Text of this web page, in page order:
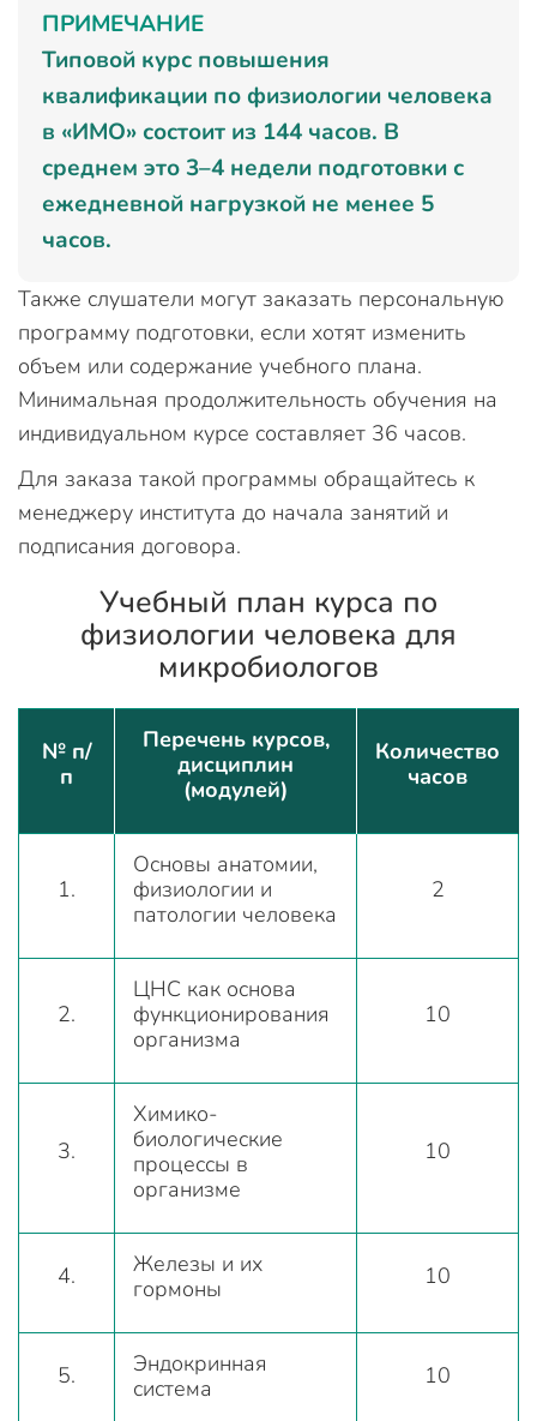
ПРИМЕЧАНИЕ
Типовой курс повышения
квалификации по физиологии человека
в «ИМО» состоит из 144 часов. В
среднем это 3–4 недели подготовки с
ежедневной нагрузкой не менее 5
часов.
Также слушатели могут заказать персональную
программу подготовки, если хотят изменить
объем или содержание учебного плана.
Минимальная продолжительность обучения на
индивидуальном курсе составляет 36 часов.
Для заказа такой программы обращайтесь к
менеджеру института до начала занятий и
подписания договора.
Учебный план курса по
физиологии человека для
микробиологов
№ п/
п
Перечень курсов,
дисциплин
(модулей)
Количество
часов
1.
Основы анатомии,
физиологии и
патологии человека
2
2.
ЦНС как основа
функционирования
организма
10
3.
Химико-
биологические
процессы в
организме
10
4.
Железы и их
гормоны
10
5.
Эндокринная
система
10